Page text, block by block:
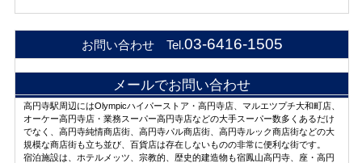
お問い合わせ Tel.03-6416-1505
メールでお問い合わせ
高円寺駅周辺にはOlympicハイパーストア・高円寺店、マルエツプチ大和町店、
オーケー高円寺店・業務スーパー高円寺店などの大手スーパー数多くあるだけ
でなく、高円寺純情商店街、高円寺パル商店街、高円寺ルック商店街などの大
規模な商店街も立ち並び、百貨店は存在しないものの非常に便利な街です。
宿泊施設は、ホテルメッツ、宗教的、歴史的建造物も宿鳳山高円寺、座・高円